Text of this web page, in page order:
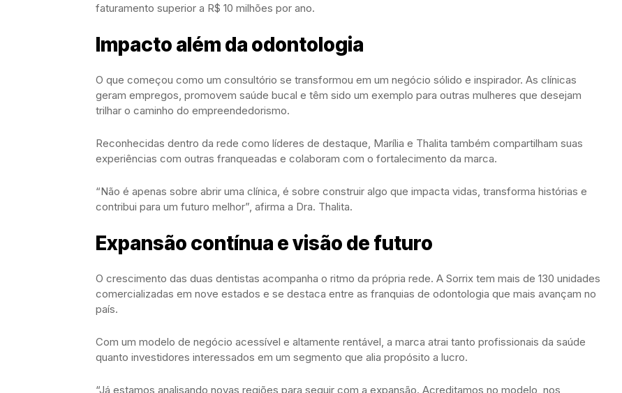
faturamento superior a R$ 10 milhões por ano.
Impacto além da odontologia
O que começou como um consultório se transformou em um negócio sólido e inspirador. As clínicas
geram empregos, promovem saúde bucal e têm sido um exemplo para outras mulheres que desejam
trilhar o caminho do empreendedorismo.
Reconhecidas dentro da rede como líderes de destaque, Marília e Thalita também compartilham suas
experiências com outras franqueadas e colaboram com o fortalecimento da marca.
“Não é apenas sobre abrir uma clínica, é sobre construir algo que impacta vidas, transforma histórias e
contribui para um futuro melhor”, afirma a Dra. Thalita.
Expansão contínua e visão de futuro
O crescimento das duas dentistas acompanha o ritmo da própria rede. A Sorrix tem mais de 130 unidades
comercializadas em nove estados e se destaca entre as franquias de odontologia que mais avançam no
país.
Com um modelo de negócio acessível e altamente rentável, a marca atrai tanto profissionais da saúde
quanto investidores interessados em um segmento que alia propósito a lucro.
“Já estamos analisando novas regiões para seguir com a expansão. Acreditamos no modelo, nos